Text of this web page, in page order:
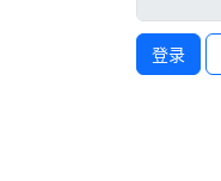
登录